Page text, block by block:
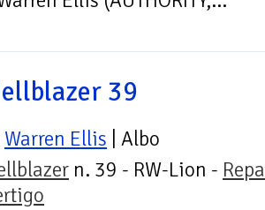
39
Warren Ellis | Albo
n. 39 - RW-Lion -